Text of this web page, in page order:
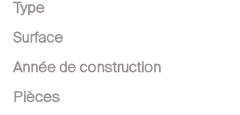
Type
Surface
Année de construction
Pièces